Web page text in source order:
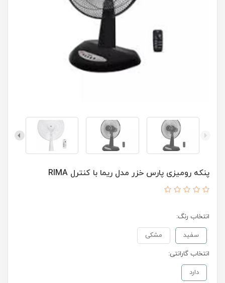
پنکه رومیزی پارس خزر مدل ریما با کنترل RIMA
انتخاب رنگ:
سفید مشکی
انتخاب گارانتی:
دارد